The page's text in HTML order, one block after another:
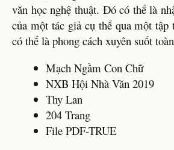
văn học nghệ thuật. Đó có thể là
của một tác giả cụ thể qua một tập
có thể là phong cách xuyên suốt
Mạch Ngầm Con Chữ
NXB Hội Nhà Văn 2019
Thy Lan
204 Trang
File PDF-TRUE